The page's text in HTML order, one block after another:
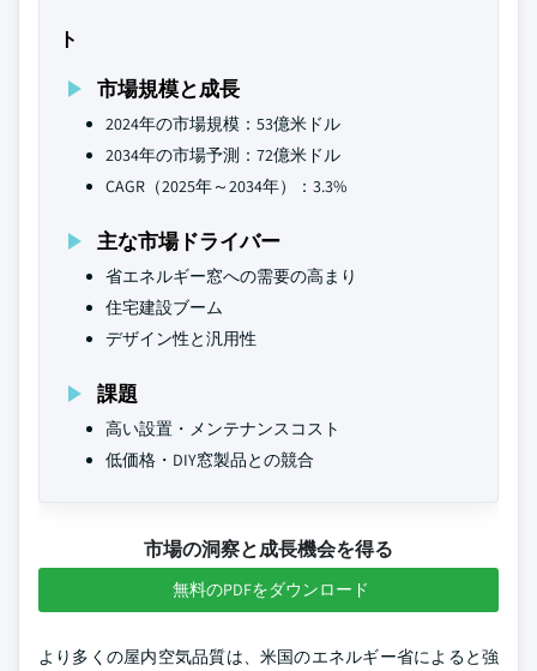
ト
市場規模と成長
2024年の市場規模：53億米ドル
2034年の市場予測：72億米ドル
CAGR（2025年～2034年）：3.3%
主な市場ドライバー
省エネルギー窓への需要の高まり
住宅建設ブーム
デザイン性と汎用性
課題
高い設置・メンテナンスコスト
低価格・DIY窓製品との競合
市場の洞察と成長機会を得る
無料のPDFをダウンロード
より多くの屋内空気品質は、米国のエネルギー省によると強